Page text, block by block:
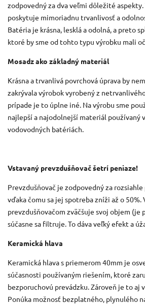
zodpovedný za dva veľmi dôležité aspekty.
poskytuje mimoriadnu trvanlivosť a
Batéria je krásna, lesklá a odolná, a preto
ktoré by sme od tohto typu výrobku mali
Mosadz ako základný materiál
Krásna a trvanlivá povrchová úprava by
zakrývala výrobok vyrobený z
prípade je to úplne iné. Na výrobu sme
najlepší a najodolnejší materiál používaný
vodovodných batériách.
Vstavaný prevzdušňovač šetrí peniaze!
Prevzdušňovač je zodpovedný za
vďaka čomu sa jej spotreba zníži až o 50%.
prevzdušňovačom zväčšuje svoj objem (je
súčasne sa filtruje. To dáva veľký efekt a
Keramická hlava
Keramická hlava s priemerom 40mm je
súčasnosti používaným riešením, ktoré
bezporuchovú prevádzku. Zároveň je to aj
Ponúka možnosť bezplatného, plynulého